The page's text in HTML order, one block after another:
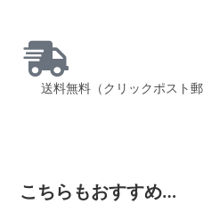
送料無料（クリックポスト郵
こちらもおすすめ…